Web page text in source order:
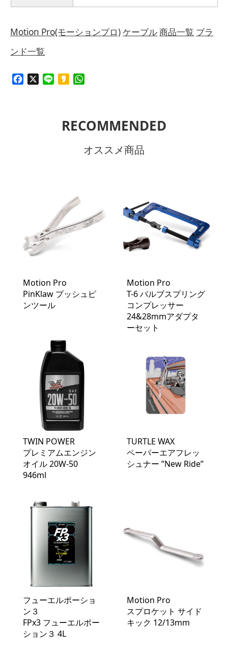
Motion Pro(モーションプロ)ケーブル商品一覧 ブラ
ンド一覧
Facebook Line Kakao
RECOMMENDED
オススメ商品
Motion Pro
PinKlaw プッシュピ
ンツール
Motion Pro
T-6 バルブスプリング
コンプレッサー
24&28mmアダプタ
ーセット
TWIN POWER
プレミアムエンジン
オイル 20W-50
946ml
TURTLE WAX
ペーパーエアフレッ
シュナー ”New Ride”
フューエルポーショ
ン３
FPx3 フューエルポー
ション３ 4L
Motion Pro
スプロケット サイド
キック 12/13mm